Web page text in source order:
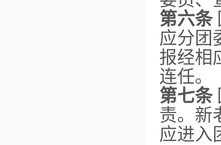
第六条
应分团
报经相
连任。
第七条
责。新
应进入